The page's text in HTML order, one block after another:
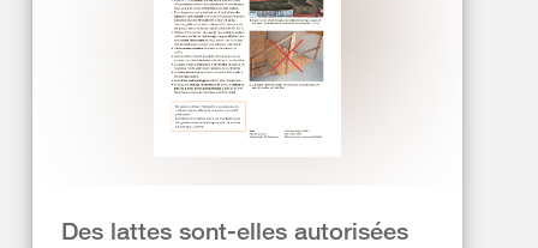
Des lattes sont-elles autorisées